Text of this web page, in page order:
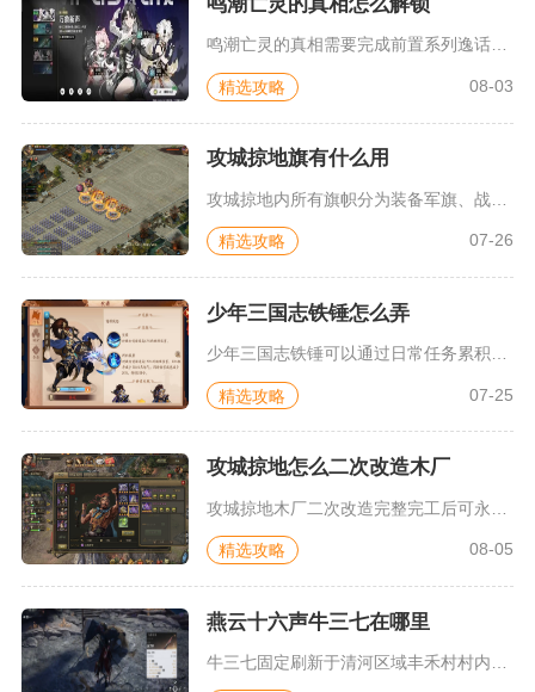
鸣潮亡灵的真相需要完成前置系列逸话任务，收集全部记忆残片，解...
精选攻略 08-03
攻城掠地旗有什么用
攻城掠地内所有旗帜分为装备军旗、战车帅旗、三军战旗、汉室旌旗...
精选攻略 07-26
少年三国志铁锤怎么弄
少年三国志铁锤可以通过日常任务累积、副本掉落、问卦寻宝抽取、...
精选攻略 07-25
攻城掠地怎么二次改造木厂
精选攻略 08-05
燕云十六声牛三七在哪里